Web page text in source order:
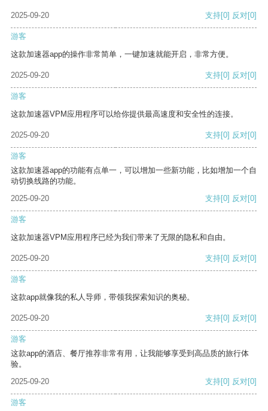
2025-09-20 支持[0] 反对[0]
游客
这款加速器app的操作非常简单，一键加速就能开启，非常方便。
2025-09-20 支持[0] 反对[0]
游客
这款加速器VPM应用程序可以给你提供最高速度和安全性的连接。
2025-09-20 支持[0] 反对[0]
游客
这款加速器app的功能有点单一，可以增加一些新功能，比如增加一个自
动切换线路的功能。
2025-09-20
支持[0] 反对[0]
游客
这款加速器VPM应用程序已经为我们带来了无限的隐私和自由。
2025-09-20 支持[0] 反对[0]
游客
这款app就像我的私人导师，带领我探索知识的奥秘。
2025-09-20 支持[0] 反对[0]
游客
这款app的酒店、餐厅推荐非常有用，让我能够享受到高品质的旅行体
验。
2025-09-20
支持[0] 反对[0]
游客